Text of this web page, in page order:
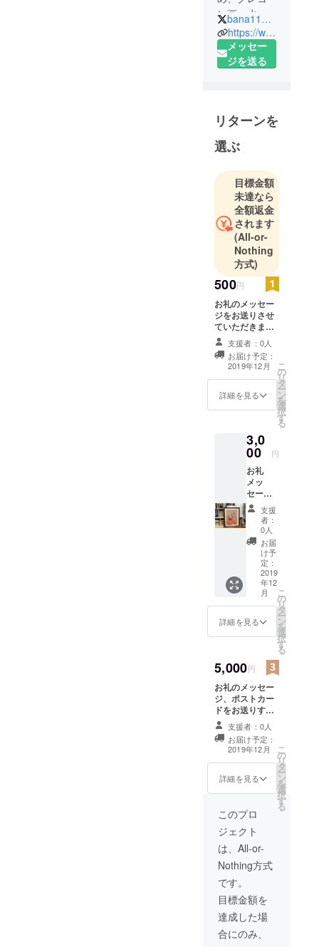
ン画、水彩
画を経て10
歳の頃から
油絵を始め
多く描いて
います。ま
たデジタル
でのデザイ
ンも描いて
います。
bana1104na
https://www.instagram.com/bana1104na/
メッセー
ジを送る
リターンを
選ぶ
目標金額
未達なら
全額返金
されます
(All-or-
Nothing
方式)
500円
お礼のメッセー
ジをお送りさせ
ていただきま
す。支援者：0人
お届け予定：
2019年12月
詳細を見る
こ
の
リ
タ
ー
ン
を
選
択
す
る
3,0
00 円
お礼
メッ
セージ
に加
え、油
絵を印
刷した
ポスト
カード
をお送
りいた
しま
す。
支援
者：
0人
お届
け予
定：
2019
年12
月
詳細を見る
こ
の
リ
タ
ー
ン
を
選
択
す
る
5,000円
お礼のメッセー
ジ、ポストカー
ドをお送りする
のに加え、今後
の進捗をメルマ
ガ配信。 1 プロ
ジェクト開始 2
デザイン確定 3
サンプル完成 4
しております。
支援者：0人
お届け予定：
2019年12月
詳細を見る
こ
の
リ
タ
ー
ン
を
選
択
す
る
このプロ
ジェクト
は、All-or-
Nothing方式
です。
目標金額を
達成した場
合にのみ、